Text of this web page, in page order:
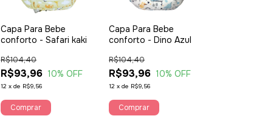
Capa Para Bebe
conforto - Safari kaki
R$93,96
R$104,40
10% OFF
12 xde R$9,56
Comprar
Capa Para Bebe
conforto - Dino Azul
R$93,96
R$104,40
10% OFF
12 xde R$9,56
Comprar